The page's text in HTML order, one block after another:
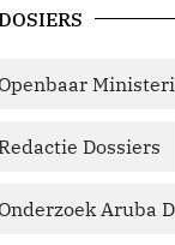
Dossiers
Aruba